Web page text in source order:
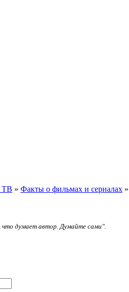
ТВ » Факты о фильмах и сериалах »
думает автор. Думайте сами".